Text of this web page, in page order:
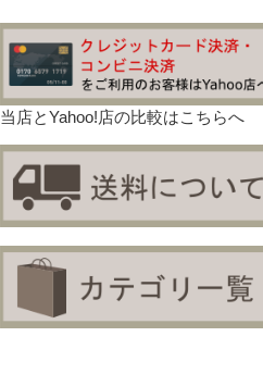
当店とYahoo!店の比較はこちらへ